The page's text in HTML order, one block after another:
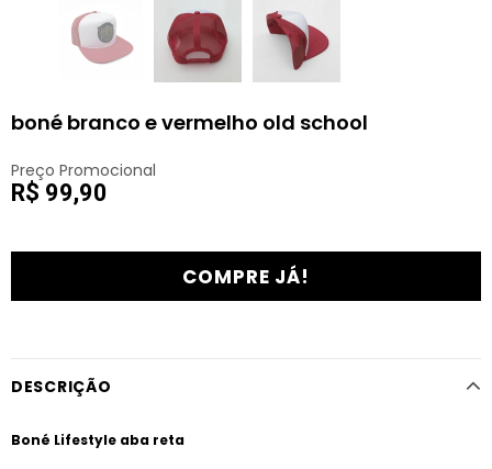
boné branco e vermelho old school
Preço Promocional
R$ 99,90
DESCRIÇÃO
Boné Lifestyle aba reta